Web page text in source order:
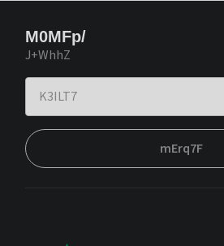
M0MFp/
J+WhhZ
mErq7F